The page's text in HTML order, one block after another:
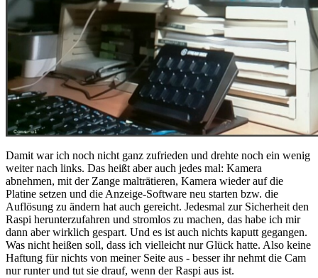
Damit war ich noch nicht ganz zufrieden und drehte noch ein wenig
weiter nach links. Das heißt aber auch jedes mal: Kamera
abnehmen, mit der Zange malträtieren, Kamera wieder auf die
Platine setzen und die Anzeige-Software neu starten bzw. die
Auflösung zu ändern hat auch gereicht. Jedesmal zur Sicherheit den
Raspi herunterzufahren und stromlos zu machen, das habe ich mir
dann aber wirklich gespart. Und es ist auch nichts kaputt gegangen.
Was nicht heißen soll, dass ich vielleicht nur Glück hatte. Also keine
Haftung für nichts von meiner Seite aus - besser ihr nehmt die Cam
nur runter und tut sie drauf, wenn der Raspi aus ist.